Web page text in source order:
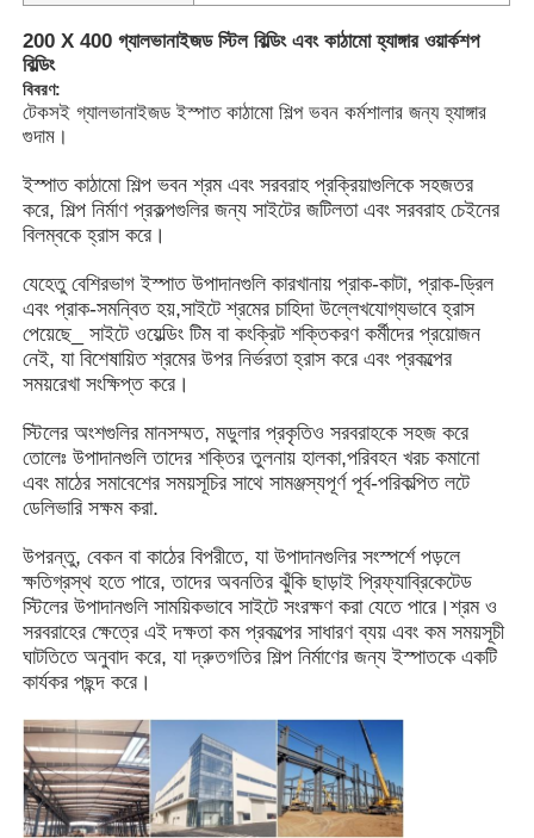
বাড়ি
পণ্য
আমাদের সম্পর্কে
কারখানা ভ্রমণ
মান নিয়ন্ত্রণ
আমাদের সাথে যোগাযোগ করুন
200 X 400 গ্যালভানাইজড স্টিল বিল্ডিং এবং কাঠামো হ্যাঙ্গার ওয়ার্কশপ
বিল্ডিং
বিবরণ:
টেকসই গ্যালভানাইজড ইস্পাত কাঠামো শিল্প ভবন কর্মশালার জন্য হ্যাঙ্গার
গুদাম।
ইস্পাত কাঠামো শিল্প ভবন শ্রম এবং সরবরাহ প্রক্রিয়াগুলিকে সহজতর
করে, শিল্প নির্মাণ প্রকল্পগুলির জন্য সাইটের জটিলতা এবং সরবরাহ চেইনের
বিলম্বকে হ্রাস করে।
যেহেতু বেশিরভাগ ইস্পাত উপাদানগুলি কারখানায় প্রাক-কাটা, প্রাক-ড্রিল
এবং প্রাক-সমন্বিত হয়,সাইটে শ্রমের চাহিদা উল্লেখযোগ্যভাবে হ্রাস
পেয়েছে_ সাইটে ওয়েল্ডিং টিম বা কংক্রিট শক্তিকরণ কর্মীদের প্রয়োজন
নেই, যা বিশেষায়িত শ্রমের উপর নির্ভরতা হ্রাস করে এবং প্রকল্পের
সময়রেখা সংক্ষিপ্ত করে।
স্টিলের অংশগুলির মানসম্মত, মডুলার প্রকৃতিও সরবরাহকে সহজ করে
তোলেঃ উপাদানগুলি তাদের শক্তির তুলনায় হালকা,পরিবহন খরচ কমানো
এবং মাঠের সমাবেশের সময়সূচির সাথে সামঞ্জস্যপূর্ণ পূর্ব-পরিকল্পিত লটে
ডেলিভারি সক্ষম করা.
উপরন্তু, বেকন বা কাঠের বিপরীতে, যা উপাদানগুলির সংস্পর্শে পড়লে
ক্ষতিগ্রস্থ হতে পারে, তাদের অবনতির ঝুঁকি ছাড়াই প্রিফ্যাব্রিকেটেড
স্টিলের উপাদানগুলি সাময়িকভাবে সাইটে সংরক্ষণ করা যেতে পারে।শ্রম ও
সরবরাহের ক্ষেত্রে এই দক্ষতা কম প্রকল্পের সাধারণ ব্যয় এবং কম সময়সূচী
ঘাটতিতে অনুবাদ করে, যা দ্রুতগতির শিল্প নির্মাণের জন্য ইস্পাতকে একটি
কার্যকর পছন্দ করে।